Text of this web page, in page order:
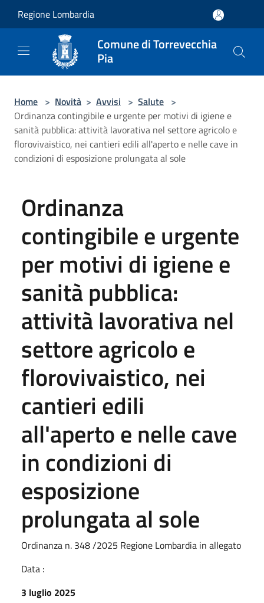
Regione Lombardia
Comune di Torrevecchia
Pia
Home > Novità > Avvisi > Salute >
Ordinanza contingibile e urgente per motivi di igiene e
sanità pubblica: attività lavorativa nel settore agricolo e
florovivaistico, nei cantieri edili all'aperto e nelle cave in
condizioni di esposizione prolungata al sole
Ordinanza
contingibile e urgente
per motivi di igiene e
sanità pubblica:
attività lavorativa nel
settore agricolo e
florovivaistico, nei
cantieri edili
all'aperto e nelle cave
in condizioni di
esposizione
prolungata al sole
Ordinanza n. 348 /2025 Regione Lombardia in allegato
Data :
3 luglio 2025